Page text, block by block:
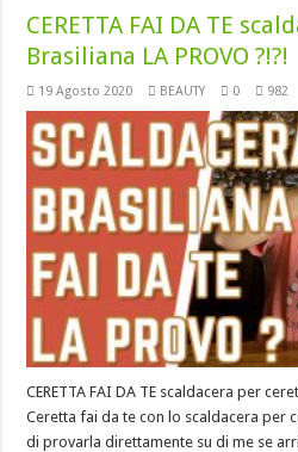
CERETTA FAI DA TE
Brasiliana LA PROVO ?!?!
19 Agosto 2020 BEAUTY 0 982
CERETTA FAI DA TE scaldacera per
Ceretta fai da te con lo scaldacera per
di provarla direttamente su di me se